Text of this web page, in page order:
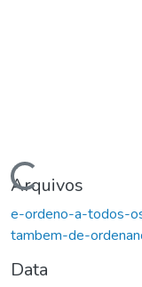
Carregando...
Arquivos
e-ordeno-a-todos-
tambem-de-
Data